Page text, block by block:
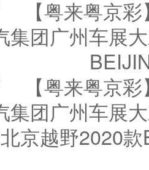
北京越野2020